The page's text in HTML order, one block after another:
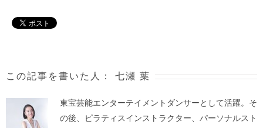
この記事を書いた人： 七瀬 葉
東宝芸能エンターテイメントダンサーとして活躍。そ
の後、ピラティスインストラクター、パーソナルスト